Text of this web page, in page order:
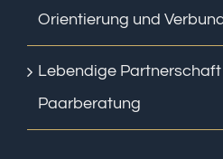
Orientierung und
Lebendige
Paarberatung